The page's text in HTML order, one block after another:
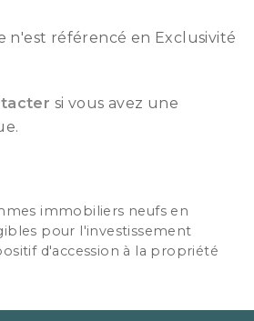
n'est référencé en Exclusivité
si vous avez une
immobiliers neufs en
pour l'investissement
d'accession à la propriété